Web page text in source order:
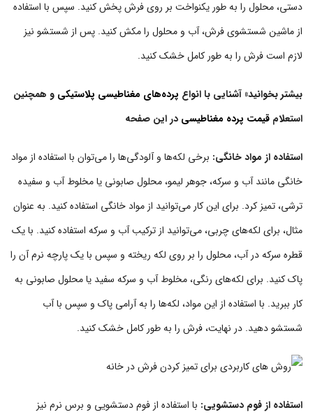
دستی، محلول را به طور یکنواخت بر روی فرش پخش کنید. سپس با استفاده
از ماشین شستشوی فرش، آب و محلول را مکش کنید. پس از شستشو نیز
لازم است فرش را به طور کامل خشک کنید.
بیشتر بخوانید» آشنایی با انواع پرده‌های مغناطیسی پلاستیکی و همچنین
استعلام قیمت پرده مغناطیسی در این صفحه
استفاده از مواد خانگی: برخی لکه‌ها و آلودگی‌ها را می‌توان با استفاده از مواد
خانگی مانند آب و سرکه، جوهر لیمو، محلول صابونی یا مخلوط آب و سفیده
ترشی، تمیز کرد. برای این کار می‌توانید از مواد خانگی استفاده کنید. به عنوان
مثال، برای لکه‌های چربی، می‌توانید از ترکیب آب و سرکه استفاده کنید. با یک
قطره سرکه در آب، محلول را بر روی لکه ریخته و سپس با یک پارچه نرم آن را
پاک کنید. برای لکه‌های رنگی، مخلوط آب و سرکه سفید یا محلول صابونی به
کار ببرید. با استفاده از این مواد، لکه‌ها را به آرامی پاک و سپس با آب
شستشو دهید. در نهایت، فرش را به طور کامل خشک کنید.
استفاده از فوم دستشویی: با استفاده از فوم دستشویی و برس نرم نیز